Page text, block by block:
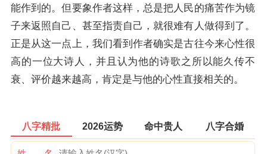
能作到的。但要象作者这样，总是把人民的痛苦作为镜
子来返照自己、甚至指责自己，就很难有人做得到了。
正是从这一点上，我们看到作者确实是古往今来心性很
高的一位大诗人，并且认为他的诗歌之所以能久传不
衰、评价越来越高，肯定是与他的心性直接相关的。
八字精批 2026运势 命中贵人 八字合婚